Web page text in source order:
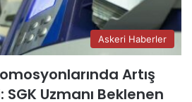
Askeri Haberler
Artış
Uzmanı Beklenen